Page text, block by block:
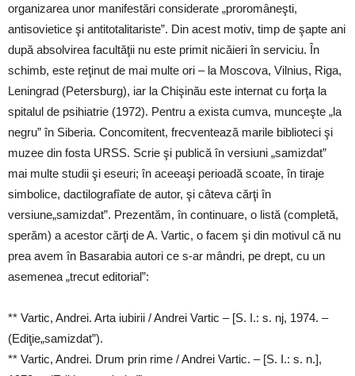
organizarea unor manifestări considerate „proromâneşti,
antisovietice şi antitotalitariste”. Din acest motiv, timp de şapte ani
după absolvirea facultăţii nu este primit nicăieri în serviciu. În
schimb, este reţinut de mai multe ori – la Moscova, Vilnius, Riga,
Leningrad (Petersburg), iar la Chişinău este internat cu forţa la
spitalul de psihiatrie (1972). Pentru a exista cumva, munceşte „la
negru” în Siberia. Concomitent, frecventează marile biblioteci şi
muzee din fosta URSS. Scrie şi publică în versiuni „samizdat”
mai multe studii şi eseuri; în aceeaşi perioadă scoate, în tiraje
simbolice, dactilografîate de autor, şi câteva cărţi în
versiune„samizdat”. Prezentăm, în continuare, o listă (completă,
sperăm) a acestor cărţi de A. Vartic, o facem şi din motivul că nu
prea avem în Basarabia autori ce s-ar mândri, pe drept, cu un
asemenea „trecut editorial”:
** Vartic, Andrei. Arta iubirii / Andrei Vartic – [S. I.: s. nj, 1974. –
(Ediţie„samizdat”).
** Vartic, Andrei. Drum prin rime / Andrei Vartic. – [S. I.: s. n.],